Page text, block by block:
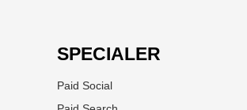
SPECIALER
Paid Social